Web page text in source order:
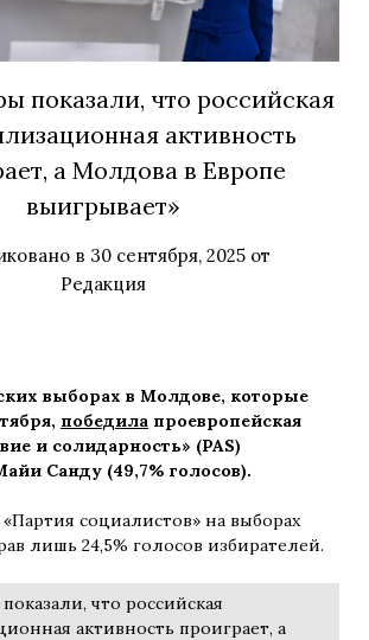
показали, что российская
активность
а Молдова в Европе
выигрывает»
в 30 сентября, 2025от
Редакция
выборах в Молдове, которые
победила проевропейская
и солидарность» (PAS)
Санду (49,7% голосов).
социалистов» на выборах
лишь 24,5% голосов избирателей.
что российская
активность проиграет, а